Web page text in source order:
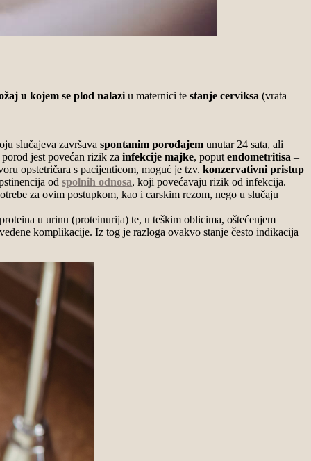
u kojem se plod nalazi u maternici te stanje cerviksa (vrata
slučajeva završava spontanim porođajem unutar 24 sata, ali
jest povećan rizik za infekcije majke, poput endometritisa –
opstetričara s pacijenticom, moguć je tzv. konzervativni pristup
od spolnih odnosa, koji povećavaju rizik od infekcija.
za ovim postupkom, kao i carskim rezom, nego u slučaju
u urinu (proteinurija) te, u teškim oblicima, oštećenjem
komplikacije. Iz tog je razloga ovakvo stanje često indikacija